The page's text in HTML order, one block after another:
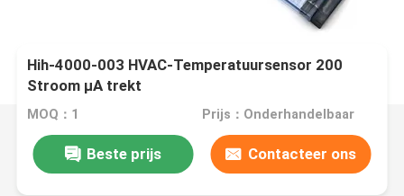
Hih-4000-003 HVAC-Temperatuursensor 200
Stroom µA trekt
MOQ：1 Prijs：Onderhandelbaar
Beste prijs Contacteer ons